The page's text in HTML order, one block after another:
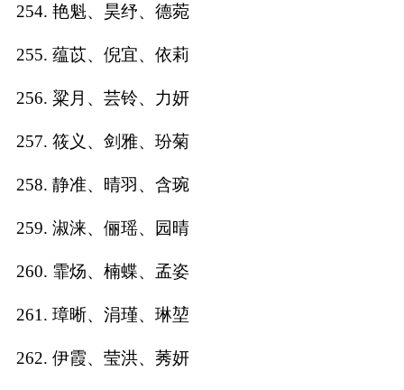
254. 艳魁、昊纾、德菀
255. 蕴苡、倪宜、依莉
256. 粱月、芸铃、力妍
257. 筱义、剑雅、玢菊
258. 静准、晴羽、含琬
259. 淑涞、俪瑶、园晴
260. 霏炀、楠蝶、孟姿
261. 璋晰、涓瑾、琳堃
262. 伊霞、莹洪、莠妍